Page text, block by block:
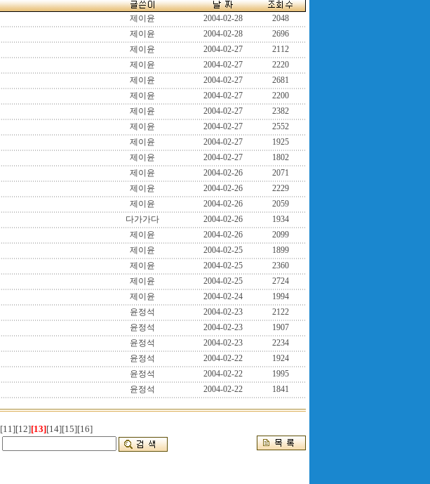
제이윤 2004-02-28
2048
제이윤 2004-02-28
2696
제이윤 2004-02-27
2112
제이윤 2004-02-27
2220
제이윤 2004-02-27
2681
제이윤 2004-02-27
2200
제이윤 2004-02-27
2382
제이윤 2004-02-27
2552
제이윤 2004-02-27
1925
제이윤 2004-02-27
1802
제이윤 2004-02-26
2071
제이윤 2004-02-26
2229
제이윤 2004-02-26
2059
다가가다 2004-02-26
1934
제이윤 2004-02-26
2099
제이윤 2004-02-25
1899
제이윤 2004-02-25
2360
제이윤 2004-02-25
2724
제이윤 2004-02-24
1994
윤정석 2004-02-23
2122
윤정석 2004-02-23
1907
윤정석 2004-02-23
2234
윤정석 2004-02-22
1924
윤정석 2004-02-22
1995
윤정석 2004-02-22 1841
[11][12][13][14][15][16]